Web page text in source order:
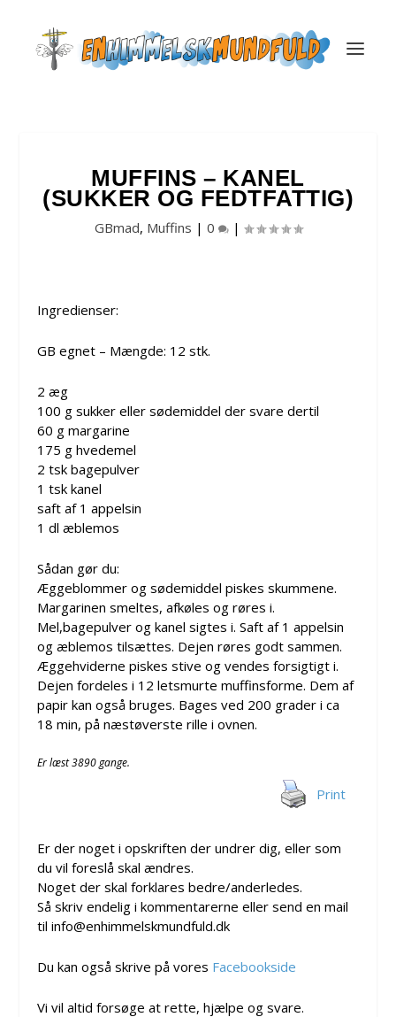
MUFFINS – KANEL
(SUKKER OG FEDTFATTIG)
GBmad, Muffins | 0 |
Ingredienser:
GB egnet – Mængde: 12 stk.
2 æg
100 g sukker eller sødemiddel der svare dertil
60 g margarine
175 g hvedemel
2 tsk bagepulver
1 tsk kanel
saft af 1 appelsin
1 dl æblemos
Sådan gør du:
Æggeblommer og sødemiddel piskes skummene.
Margarinen smeltes, afkøles og røres i.
Mel,bagepulver og kanel sigtes i. Saft af 1 appelsin
og æblemos tilsættes. Dejen røres godt sammen.
Æggehviderne piskes stive og vendes forsigtigt i.
Dejen fordeles i 12 letsmurte muffinsforme. Dem af
papir kan også bruges. Bages ved 200 grader i ca
18 min, på næstøverste rille i ovnen.
Er læst 3890 gange.
Print
Er der noget i opskriften der undrer dig, eller som
du vil foreslå skal ændres.
Noget der skal forklares bedre/anderledes.
Så skriv endelig i kommentarerne eller send en mail
til info@enhimmelskmundfuld.dk
Du kan også skrive på vores Facebookside
Vi vil altid forsøge at rette, hjælpe og svare.